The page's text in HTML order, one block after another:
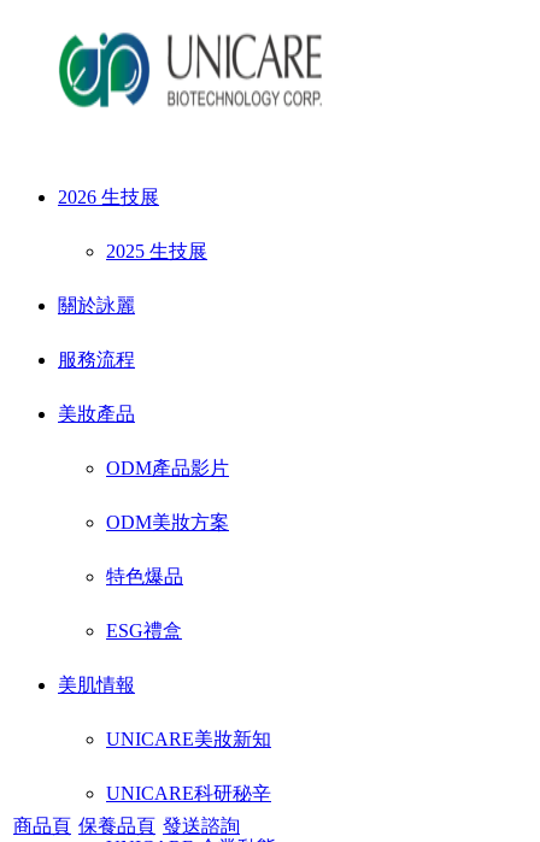
2026 生技展
2025 生技展
關於詠麗
服務流程
美妝產品
ODM產品影片
ODM美妝方案
特色爆品
ESG禮盒
美肌情報
UNICARE美妝新知
UNICARE科研秘辛
商品頁 保養品頁 發送諮詢